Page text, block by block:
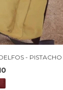
- PISTACHO